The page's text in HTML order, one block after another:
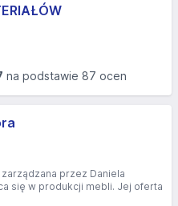
na podstawie 87 ocen
przez Daniela
się w produkcji mebli. Jej oferta